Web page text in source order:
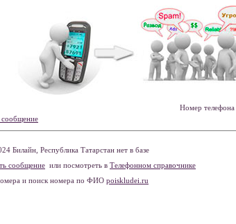
Номер телефона
сообщение
Билайн, Республика Татарстан нет в базе
сообщение или посмотреть в Телефонном справочнике
и поиск номера по ФИО poiskludei.ru